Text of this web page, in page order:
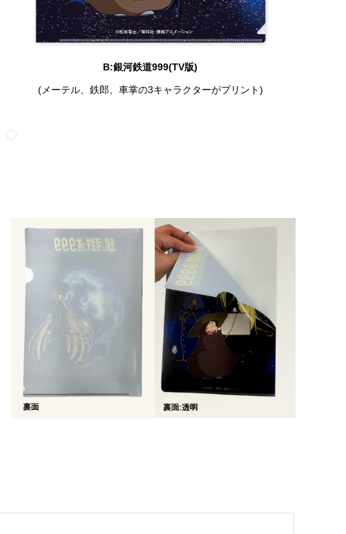
B:銀河鉄道999(TV版)
(メーテル、鉄郎、車掌の3キャラクターがプリント)